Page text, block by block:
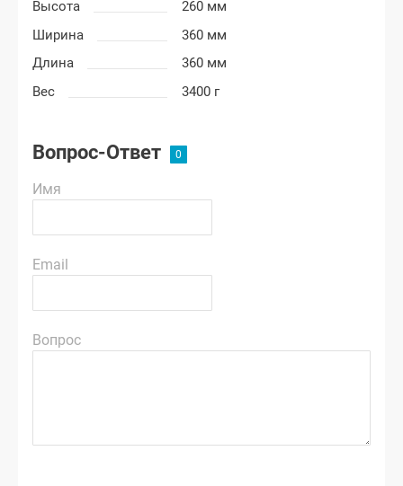
Высота
260 мм
Ширина
360 мм
Длина
360 мм
Вес
3400 г
Вопрос-Ответ
Имя
Email
Вопрос